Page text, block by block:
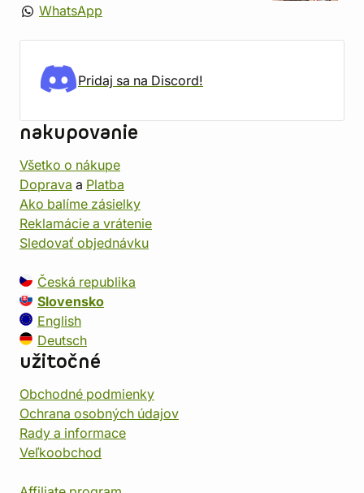
WhatsApp
Pridaj sa na Discord!
nakupovanie
Všetko o nákupe
Doprava a Platba
Ako balíme zásielky
Reklamácie a vrátenie
Sledovať objednávku
Česká republika
Slovensko
English
Deutsch
užitočné
Obchodné podmienky
Ochrana osobných údajov
Rady a informace
Veľkoobchod